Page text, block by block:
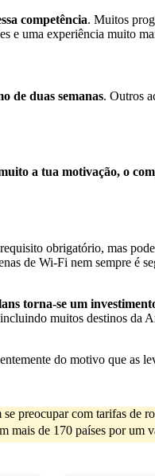
competência. Muitos
e uma experiência muito
de duas semanas. Outros
a tua motivação, o
obrigatório, mas
de Wi-Fi nem sempre
torna-se um
muitos destinos
do motivo que as
preocupar com tarifas de
de 170 países por